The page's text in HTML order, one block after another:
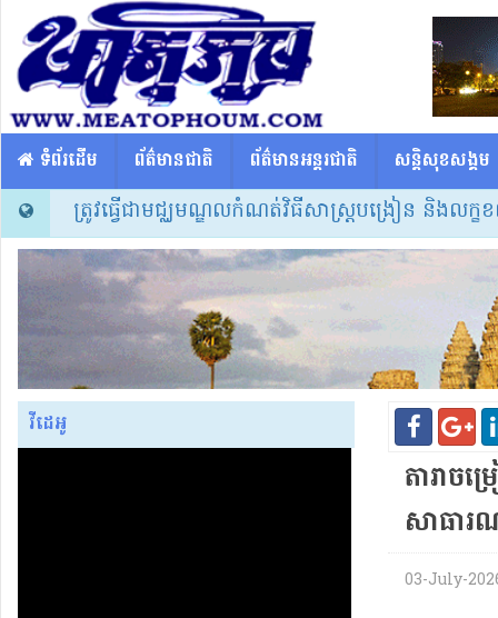
​​ ទំព័រដើម ព័ត៌មានជាតិ ព័ត៌មានអន្តរជាតិ សន្តិសុខសង្គម
ត្រូវធ្វើជាមជ្ឈមណ្ឌលកំណត់វិធីសាស្ត្របង្រៀន និងលក្ខខណ្
វីដេអូ
តារាចម្
សាធារ
03-July-